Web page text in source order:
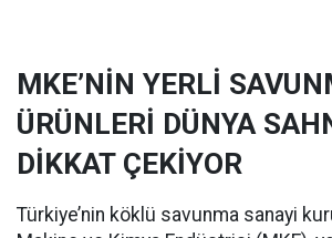
MKE’NİN YERLİ
ÜRÜNLERİ DÜNYA
DİKKAT ÇEKİYOR
Türkiye’nin köklü savunma sanayi